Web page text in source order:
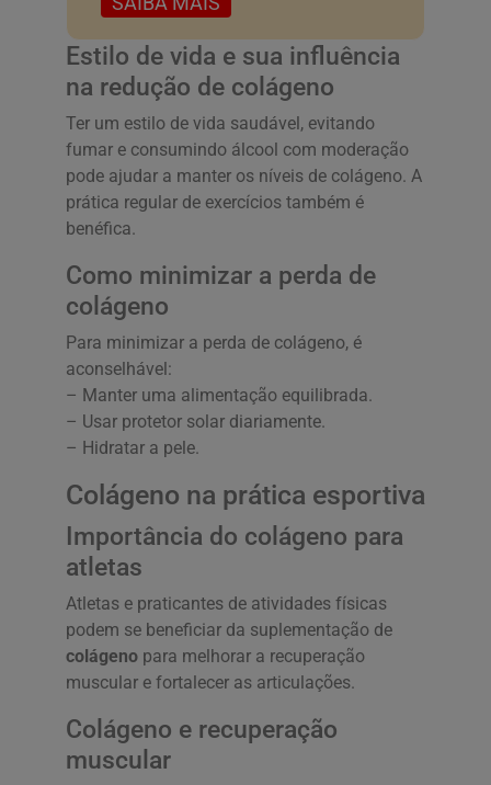
Estilo de vida e sua influência
na redução de colágeno
Ter um estilo de vida saudável, evitando
fumar e consumindo álcool com moderação
pode ajudar a manter os níveis de colágeno. A
prática regular de exercícios também é
benéfica.
Como minimizar a perda de
colágeno
Para minimizar a perda de colágeno, é
aconselhável:
– Manter uma alimentação equilibrada.
– Usar protetor solar diariamente.
– Hidratar a pele.
Colágeno na prática esportiva
Importância do colágeno para
atletas
Atletas e praticantes de atividades físicas
podem se beneficiar da suplementação de
colágeno para melhorar a recuperação
muscular e fortalecer as articulações.
Colágeno e recuperação
muscular